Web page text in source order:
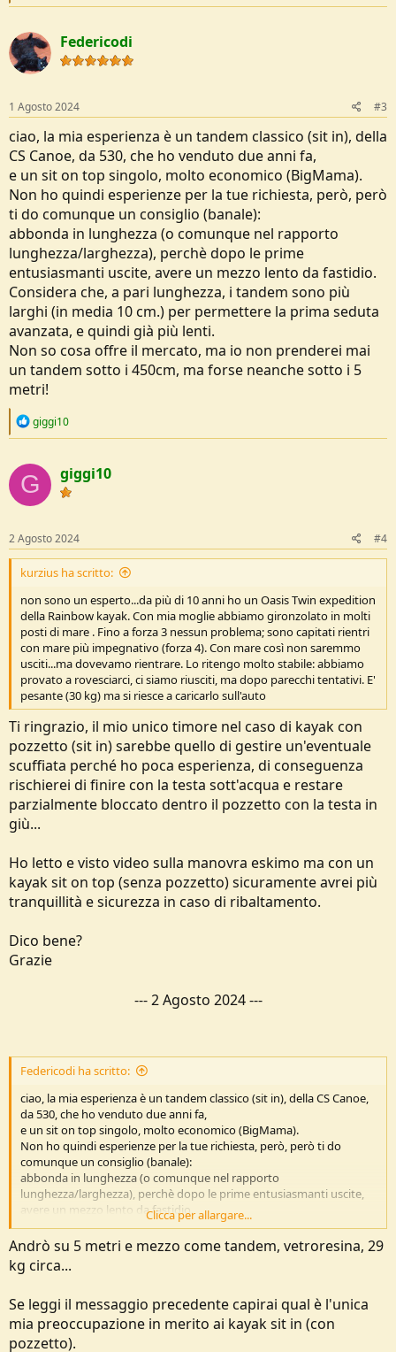
c
t
i
o
s
:
Federicodi
1 Agosto 2024 #3
ciao, la mia esperienza è un tandem classico (sit in), della
CS Canoe, da 530, che ho venduto due anni fa,
e un sit on top singolo, molto economico (BigMama).
Non ho quindi esperienze per la tue richiesta, però, però
ti do comunque un consiglio (banale):
abbonda in lunghezza (o comunque nel rapporto
lunghezza/larghezza), perchè dopo le prime
entusiasmanti uscite, avere un mezzo lento da fastidio.
Considera che, a pari lunghezza, i tandem sono più
larghi (in media 10 cm.) per permettere la prima seduta
avanzata, e quindi già più lenti.
Non so cosa offre il mercato, ma io non prenderei mai
un tandem sotto i 450cm, ma forse neanche sotto i 5
metri!
R
c
t
i
o
s
:
giggi10
G giggi10
2 Agosto 2024 #4
kurzius ha scritto:
non sono un esperto...da più di 10 anni ho un Oasis Twin expedition
della Rainbow kayak. Con mia moglie abbiamo gironzolato in molti
posti di mare . Fino a forza 3 nessun problema; sono capitati rientri
con mare più impegnativo (forza 4). Con mare così non saremmo
usciti...ma dovevamo rientrare. Lo ritengo molto stabile: abbiamo
provato a rovesciarci, ci siamo riusciti, ma dopo parecchi tentativi. E'
pesante (30 kg) ma si riesce a caricarlo sull'auto
Ti ringrazio, il mio unico timore nel caso di kayak con
pozzetto (sit in) sarebbe quello di gestire un'eventuale
scuffiata perché ho poca esperienza, di conseguenza
rischierei di finire con la testa sott'acqua e restare
parzialmente bloccato dentro il pozzetto con la testa in
giù...
Ho letto e visto video sulla manovra eskimo ma con un
kayak sit on top (senza pozzetto) sicuramente avrei più
tranquillità e sicurezza in caso di ribaltamento.
Dico bene?
Grazie
---2 Agosto 2024---
Federicodi ha scritto:
ciao, la mia esperienza è un tandem classico (sit in), della CS Canoe,
da 530, che ho venduto due anni fa,
e un sit on top singolo, molto economico (BigMama).
Non ho quindi esperienze per la tue richiesta, però, però ti do
comunque un consiglio (banale):
abbonda in lunghezza (o comunque nel rapporto
lunghezza/larghezza), perchè dopo le prime entusiasmanti uscite,
avere un mezzo lento da fastidio.
Considera che, a pari lunghezza, i tandem sono più larghi (in media
10 cm.) per permettere la prima seduta avanzata, e quindi già più
lenti.
Non so cosa offre il mercato, ma io non prenderei mai un tandem
Clicca per allargare...
Andrò su 5 metri e mezzo come tandem, vetroresina, 29
kg circa...
Se leggi il messaggio precedente capirai qual è l'unica
mia preoccupazione in merito ai kayak sit in (con
pozzetto).